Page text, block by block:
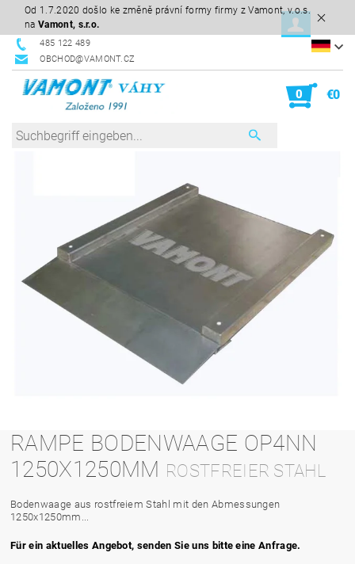
Od 1.7.2020 došlo ke změně právní formy firmy z Vamont, v.o.s.
na Vamont, s.r.o.
485 122 489
OBCHOD@VAMONT.CZ
0 €0
RAMPE BODENWAAGE OP4NN
1250X1250MM ROSTFREIER STAHL
Bodenwaage aus rostfreiem Stahl mit den Abmessungen
1250x1250mm...
Für ein aktuelles Angebot, senden Sie uns bitte eine Anfrage.